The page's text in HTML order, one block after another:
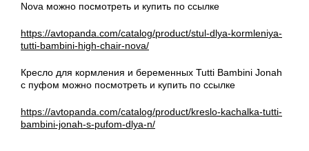
Nova можно посмотреть и купить по ссылке
https://avtopanda.com/catalog/product/stul-dlya-kormleniya-
tutti-bambini-high-chair-nova/
Кресло для кормления и беременных Tutti Bambini Jonah
с пуфом можно посмотреть и купить по ссылке
https://avtopanda.com/catalog/product/kreslo-kachalka-tutti-
bambini-jonah-s-pufom-dlya-n/